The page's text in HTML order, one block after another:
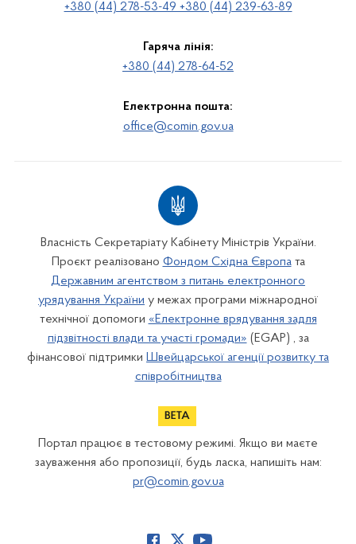
+380 (44) 278-53-49 +380 (44) 239-63-89
Гаряча лінія:
+380 (44) 278-64-52
Електронна пошта:
office@comin.gov.ua
Власність Секретаріату Кабінету Міністрів України.
Проєкт реалізовано Фондом Східна Європата
Державним агентством з питань електронного
урядування України у межах програми міжнародної
технічної допомоги «Електронне врядування задля
підзвітності влади та участі громади» (EGAP) , за
фінансової підтримки Швейцарської агенції розвитку та
співробітництва
Портал працює в тестовому режимі. Якщо ви маєте
зауваження або пропозиції, будь ласка, напишіть нам:
pr@comin.gov.ua